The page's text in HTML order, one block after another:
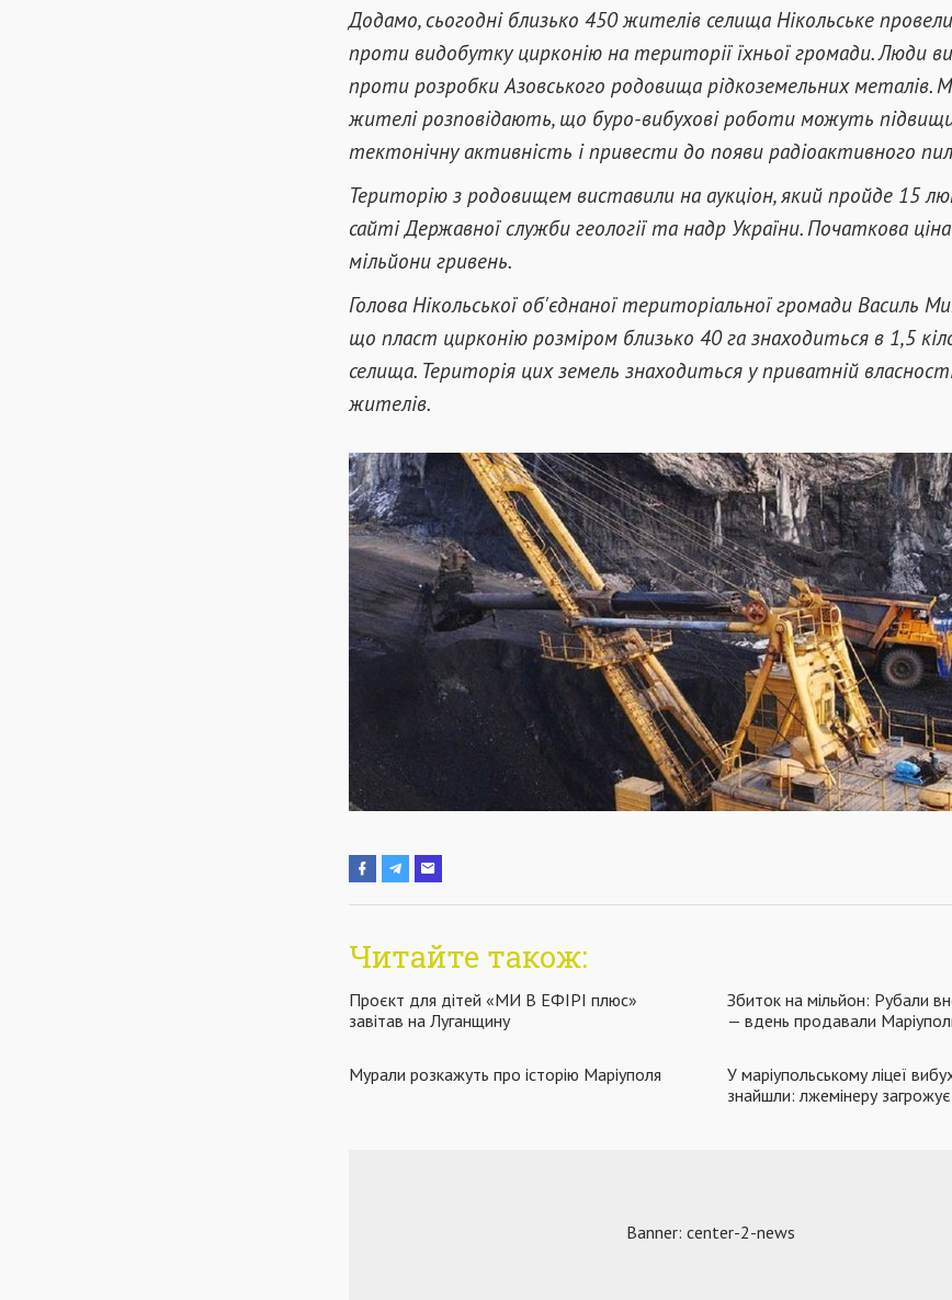
Додамо, сьогодні близько 450 жителів селища Нікольське
проти видобутку цирконію на території їхньої громади. Люди
проти розробки Азовського родовища рідкоземельних металів.
жителі розповідають, що буро-вибухові роботи можуть
тектонічну активність і привести до появи радіоактивного
Територію з родовищем виставили на аукціон, який пройде 15
сайті Державної служби геології та надр України. Початкова
мільйони гривень.
Голова Нікольської об'єднаної територіальної громади Василь
що пласт цирконію розміром близько 40 га знаходиться в 1,5
селища. Територія цих земель знаходиться у приватній
жителів.
Читайте також:
Проєкт для дітей «МИ В ЕФІРІ плюс»
завітав на Луганщину
Збиток на мільйон: Рубали
— вдень продавали
Мурали розкажуть про історію Маріуполя
У маріупольському ліцеї
знайшли: лжемінеру загрожує